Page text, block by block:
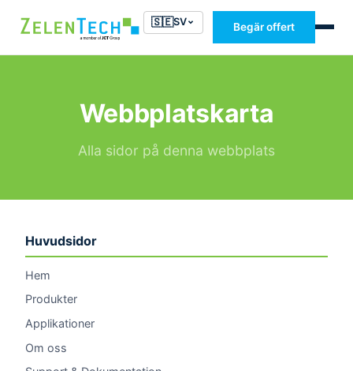
🇸🇪SV Begär offert
Webbplatskarta
Alla sidor på denna webbplats
Huvudsidor
Hem
Produkter
Applikationer
Om oss